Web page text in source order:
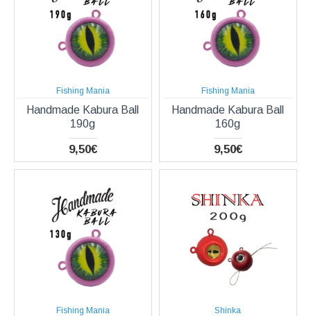
Fishing Mania
Handmade Kabura Ball
190g
9,50€
Fishing Mania
Handmade Kabura Ball
160g
9,50€
Fishing Mania Shinka